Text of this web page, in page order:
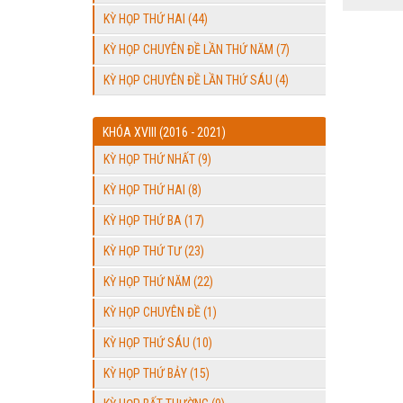
KỲ HỌP THỨ HAI (44)
KỲ HỌP CHUYÊN ĐỀ LẦN THỨ NĂM (7)
KỲ HỌP CHUYÊN ĐỀ LẦN THỨ SÁU (4)
KHÓA XVIII (2016 - 2021)
KỲ HỌP THỨ NHẤT (9)
KỲ HỌP THỨ HAI (8)
KỲ HỌP THỨ BA (17)
KỲ HỌP THỨ TƯ (23)
KỲ HỌP THỨ NĂM (22)
KỲ HỌP CHUYÊN ĐỀ (1)
KỲ HỌP THỨ SÁU (10)
KỲ HỌP THỨ BẢY (15)